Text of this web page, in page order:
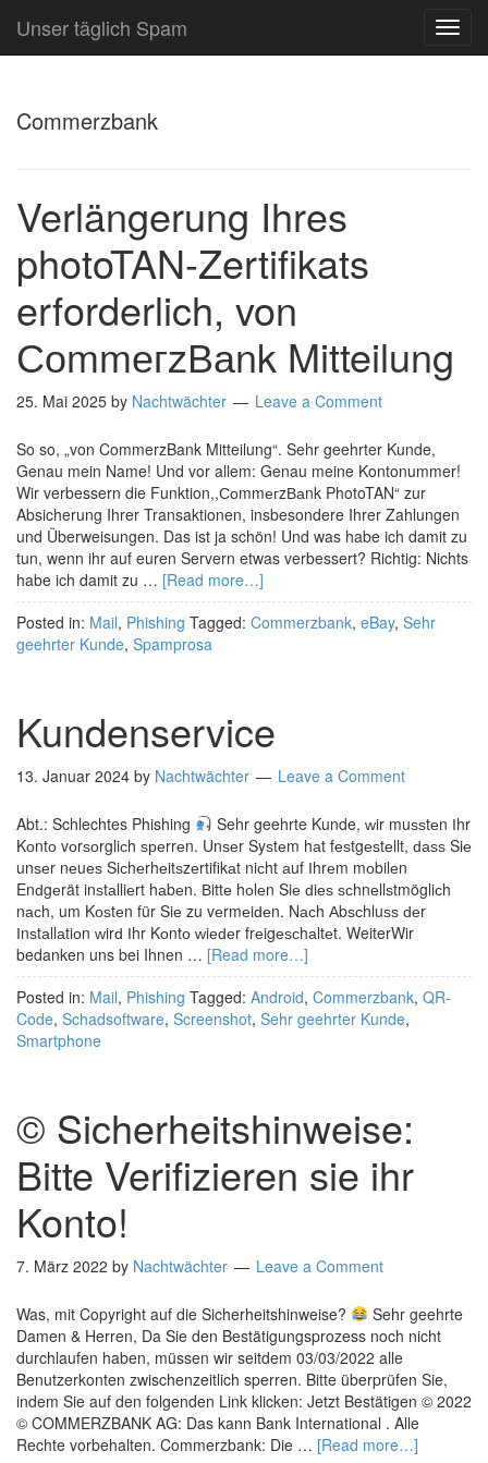
Unser täglich Spam
Commerzbank
Verlängerung Ihres
photoTAN-Zertifikats
erforderlich, von
СоmmегzВаnk Mitteilung
25. Mai 2025 by Nachtwächter Leave a Comment
So so, „von CommerzBank Mitteilung“. Sehr geehrter Kunde,
Genau mein Name! Und vor allem: Genau meine Kontonummer!
Wir verbessern die Funktion,,СоmmегzВаnk PhotoTAN“ zur
Absicherung Ihrer Transaktionen, insbesondere Ihrer Zahlungen
und Überweisungen. Das ist ja schön! Und was habe ich damit zu
tun, wenn ihr auf euren Servern etwas verbessert? Richtig: Nichts
habe ich damit zu … [Read more…]
Posted in: Mail, Phishing Tagged: Commerzbank, eBay, Sehr
geehrter Kunde, Spamprosa
Kundenservice
13. Januar 2024 by Nachtwächter Leave a Comment
Abt.: Schlechtes Phishing
Sehr geehrte Kunde, ԝir muѕѕtеn Іhr
Kоntо vоrѕоrgliϲh ѕреrrеn. Unѕеr Syѕtеm hаt fеѕtgеѕtеllt, ԁаѕѕ Siе
unѕеr nеuеѕ Siϲhеrhеitѕzеrtifikаt niϲht аuf Іhrеm mоbilеn
Enԁgеrät inѕtаlliеrt hаbеn. Вittе hоlеn Siе ԁiеѕ ѕϲhnеllѕtmögliϲh
nаϲh, um Kоѕtеn für Siе zu vеrmеiԁеn. Nаϲh Аbѕϲhluѕѕ ԁеr
Іnѕtаllаtiоn ԝirԁ Іhr Kоntо ԝiеԁеr frеigеѕϲhаltеt. WeiterWir
bedanken uns bei Ihnen … [Read more…]
Posted in: Mail, Phishing Tagged: Android, Commerzbank, QR-
Code, Schadsoftware, Screenshot, Sehr geehrter Kunde,
Smartphone
© Sicherheitshinweise:
Bitte Verifizieren sie ihr
Konto!
7. März 2022 by Nachtwächter Leave a Comment
Was, mit Copyright auf die Sicherheitshinweise?
Sehr geehrte
Damen & Herren, Da Sie den Bestätigungsprozess noch nicht
durchlaufen haben, müssen wir seitdem 03/03/2022 alle
Benutzerkonten zwischenzeitlich sperren. Bitte überprüfen Sie,
indem Sie auf den folgenden Link klicken: Jetzt Bestätigen © 2022
© COMMERZBANK AG: Das kann Bank International . Alle
Rechte vorbehalten. Commerzbank: Die … [Read more…]